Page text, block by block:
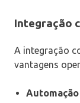
Integração
A integração
vantagens